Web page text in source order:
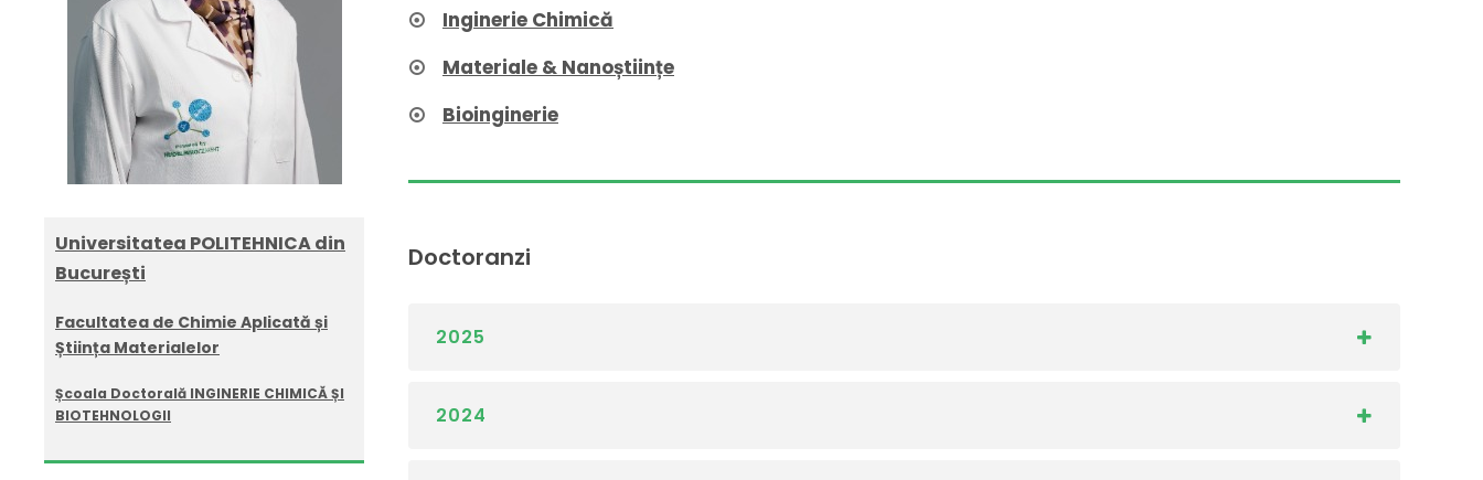
Universitatea POLITEHNICA din
București
Facultatea de Chimie Aplicată și
Știința Materialelor
Școala Doctorală INGINERIE CHIMICĂ ȘI
BIOTEHNOLOGII
Inginerie Chimică
Materiale & Nanoștiințe
Bioinginerie
Doctoranzi
2025
2024